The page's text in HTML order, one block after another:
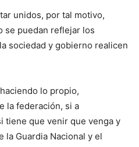
unidos, por tal motivo,
se puedan reflejar los
sociedad y gobierno realicen
lo propio,
la federación, si a
tiene que venir que venga y
la Guardia Nacional y el